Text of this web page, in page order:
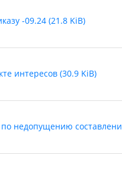
-09.24 (21.8 KiB)
интересов (30.9 KiB)
недопущению